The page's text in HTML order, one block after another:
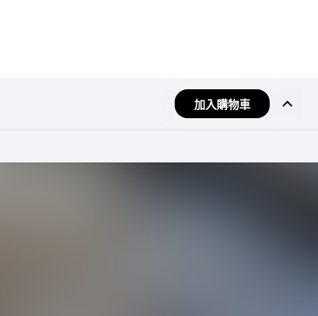
加入購物車